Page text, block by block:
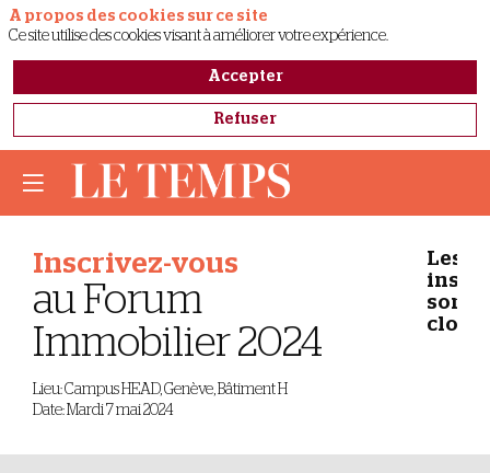
Inscrivez-vous
au Forum
Immobilier 2024
Lieu: Campus HEAD, Genève, Bâtiment H
Date: Mardi 7 mai 2024
Les
sont
A propos des cookies sur ce site
Ce site utilise des cookies visant à améliorer votre expérience.
Accepter
Refuser